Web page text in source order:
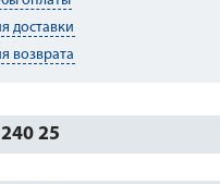
доставки
возврата
25